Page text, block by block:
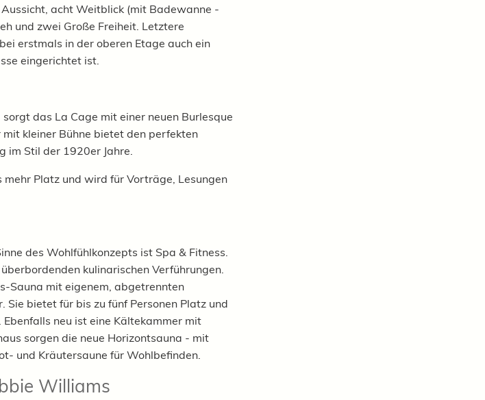
acht Weitblick (mit Badewanne -
und zwei Große Freiheit. Letztere
erstmals in der oberen Etage auch ein
eingerichtet ist.
das La Cage mit einer neuen Burlesque
kleiner Bühne bietet den perfekten
im Stil der 1920er Jahre.
Platz und wird für Vorträge, Lesungen
des Wohlfühlkonzepts ist Spa & Fitness.
kulinarischen Verführungen.
Sauna mit eigenem, abgetrennten
Sie bietet für bis zu fünf Personen Platz und
neu ist eine Kältekammer mit
sorgen die neue Horizontsauna - mit
und Kräutersaune für Wohlbefinden.
Williams